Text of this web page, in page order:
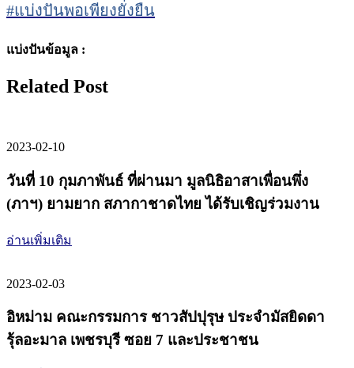
#แบ่งปันพอเพียงยั่งยืน
แบ่งปันข้อมูล :
Related Post
2023-02-10
วันที่ 10 กุมภาพันธ์ ที่ผ่านมา มูลนิธิอาสาเพื่อนพึ่ง
(ภาฯ) ยามยาก สภากาชาดไทย ได้รับเชิญร่วมงาน
อ่านเพิ่มเติม
2023-02-03
อิหม่าม คณะกรรมการ ชาวสัปปุรุษ ประจำมัสยิดดา
รุ้ลอะมาล เพชรบุรี ซอย 7 และประชาชน